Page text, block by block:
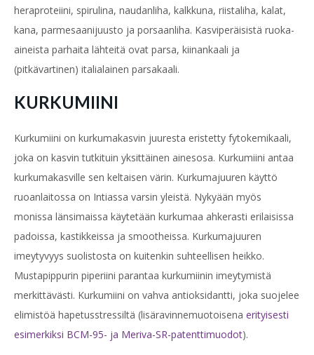
heraproteiini, spirulina, naudanliha, kalkkuna, riistaliha, kalat,
kana, parmesaanijuusto ja porsaanliha. Kasviperäisistä ruoka-
aineista parhaita lähteitä ovat parsa, kiinankaali ja
(pitkävartinen) italialainen parsakaali.
KURKUMIINI
Kurkumiini on kurkumakasvin juuresta eristetty fytokemikaali,
joka on kasvin tutkituin yksittäinen ainesosa. Kurkumiini antaa
kurkumakasville sen keltaisen värin. Kurkumajuuren käyttö
ruoanlaitossa on Intiassa varsin yleistä. Nykyään myös
monissa länsimaissa käytetään kurkumaa ahkerasti erilaisissa
padoissa, kastikkeissa ja smootheissa. Kurkumajuuren
imeytyvyys suolistosta on kuitenkin suhteellisen heikko.
Mustapippurin piperiini parantaa kurkumiinin imeytymistä
merkittävästi. Kurkumiini on vahva antioksidantti, joka suojelee
elimistöä hapetusstressiltä (lisäravinnemuotoisena erityisesti
esimerkiksi BCM-95- ja Meriva-SR-patenttimuodot).